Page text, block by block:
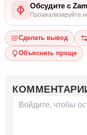
Обсудите с
Проанализируйте
Сделать вывод
Объяснить проще